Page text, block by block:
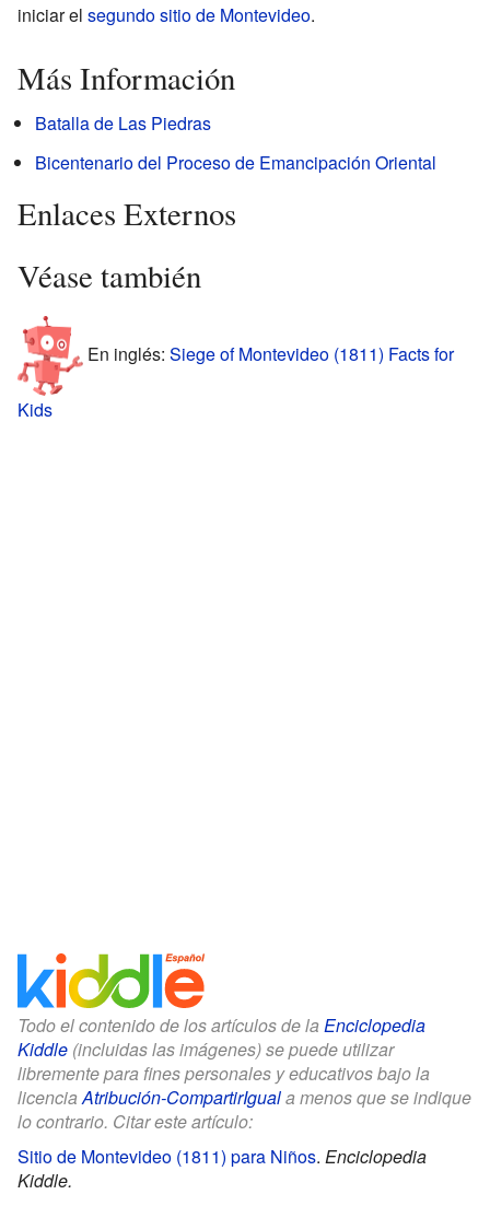
iniciar el segundo sitio de Montevideo.
Más Información
Batalla de Las Piedras
Bicentenario del Proceso de Emancipación Oriental
Enlaces Externos
Véase también
En inglés: Siege of Montevideo (1811) Facts for
Kids
Todo el contenido de los artículos de la Enciclopedia
Kiddle (incluidas las imágenes) se puede utilizar
libremente para fines personales y educativos bajo la
licenciaAtribución-CompartirIguala menos que se indique
lo contrario. Citar este artículo:
Sitio de Montevideo (1811) para Niños. Enciclopedia
Kiddle.